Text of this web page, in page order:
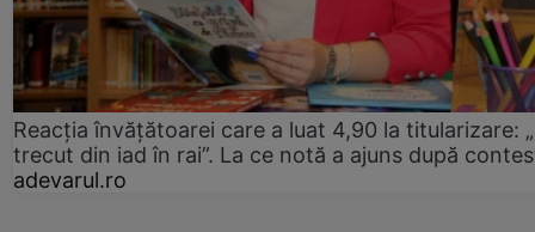
Reacția învățătoarei care a luat 4,90 la titularizare:
trecut din iad în rai”. La ce notă a ajuns după
adevarul.ro